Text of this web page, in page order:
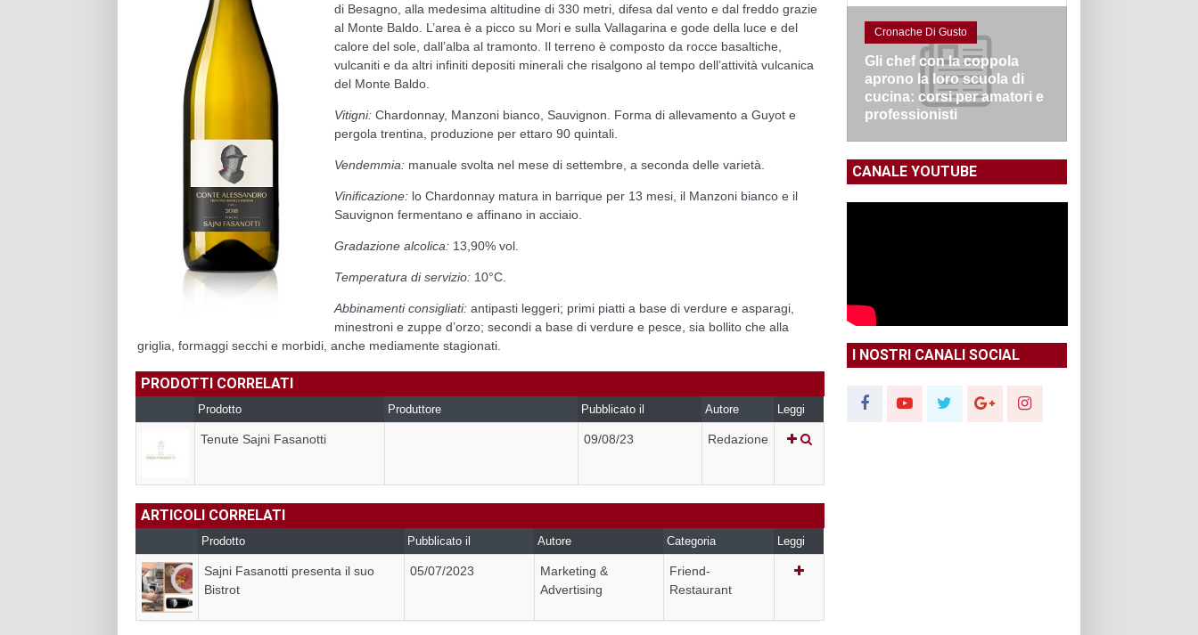
di Besagno, alla medesima altitudine di 330 metri, difesa dal vento e dal freddo grazie
al Monte Baldo. L’area è a picco su Mori e sulla Vallagarina e gode della luce e del
calore del sole, dall’alba al tramonto. Il terreno è composto da rocce basaltiche,
vulcaniti e da altri infiniti depositi minerali che risalgono al tempo dell’attività vulcanica
del Monte Baldo.
Vitigni: Chardonnay, Manzoni bianco, Sauvignon. Forma di allevamento a Guyot e
pergola trentina, produzione per ettaro 90 quintali.
Vendemmia: manuale svolta nel mese di settembre, a seconda delle varietà.
Vinificazione: lo Chardonnay matura in barrique per 13 mesi, il Manzoni bianco e il
Sauvignon fermentano e affinano in acciaio.
Gradazione alcolica: 13,90% vol.
Temperatura di servizio: 10°C.
Abbinamenti consigliati: antipasti leggeri; primi piatti a base di verdure e asparagi,
minestroni e zuppe d’orzo; secondi a base di verdure e pesce, sia bollito che alla
griglia, formaggi secchi e morbidi, anche mediamente stagionati.
PRODOTTI CORRELATI
Prodotto Produttore Pubblicato il Autore Leggi
Tenute Sajni Fasanotti 09/08/23 Redazione
ARTICOLI CORRELATI
Prodotto Pubblicato il Autore Categoria Leggi
Sajni Fasanotti presenta il suo
Bistrot
05/07/2023
Marketing &
Advertising
Friend-
Restaurant
Cronache Di Gusto
Gli chef con la coppola
aprono la loro scuola di
cucina: corsi per amatori e
professionisti
CANALE YOUTUBE
I NOSTRI CANALI SOCIAL